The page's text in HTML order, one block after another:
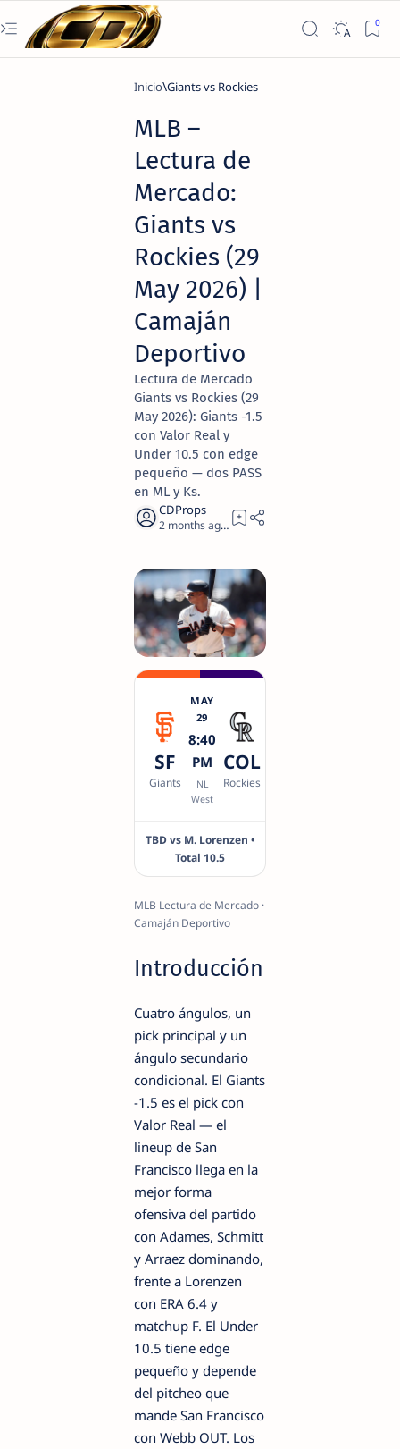
Inicio Giants vs Rockies
MLB –
Lectura de
Mercado:
Giants vs
Rockies (29
May 2026) |
Camaján
Deportivo
Lectura de Mercado
Giants vs Rockies (29
May 2026): Giants -1.5
con Valor Real y
Under 10.5 con edge
pequeño — dos PASS
en ML y Ks.
2 months ago 8
SF
Giants
MAY
29
8:40
PM
NL
West
COL
Rockies
TBD vs M. Lorenzen •
Total 10.5
MLB Lectura de Mercado ·
Camaján Deportivo
Introducción
Cuatro ángulos, un
pick principal y un
ángulo secundario
condicional. El Giants
-1.5 es el pick con
Valor Real — el
lineup de San
Francisco llega en la
mejor forma
ofensiva del partido
con Adames, Schmitt
y Arraez dominando,
frente a Lorenzen
con ERA 6.4 y
matchup F. El Under
10.5 tiene edge
pequeño y depende
del pitcheo que
mande San Francisco
con Webb OUT. Los